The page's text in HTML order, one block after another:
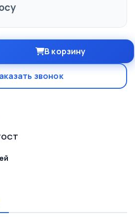
В корзину
звонок